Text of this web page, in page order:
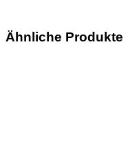
Ähnliche Produkte